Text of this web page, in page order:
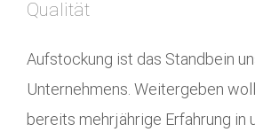
Qualität
Aufstockung ist das Standbein
Unternehmens. Weitergeben
bereits mehrjährige Erfahrung in